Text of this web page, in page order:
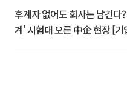
후계자 없어도 회사는 남긴다
계’ 시험대 오른 中企 현장 [